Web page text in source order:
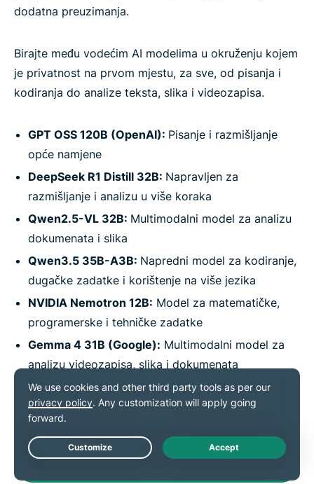
dodatna preuzimanja.
Birajte među vodećim AI modelima u okruženju kojem
je privatnost na prvom mjestu, za sve, od pisanja i
kodiranja do analize teksta, slika i videozapisa.
GPT OSS 120B (OpenAI): Pisanje i razmišljanje
opće namjene
DeepSeek R1 Distill 32B: Napravljen za
razmišljanje i analizu u više koraka
Qwen2.5-VL 32B: Multimodalni model za analizu
dokumenata i slika
Qwen3.5 35B-A3B: Napredni model za kodiranje,
dugačke zadatke i korištenje na više jezika
NVIDIA Nemotron 12B: Model za matematičke,
programerske i tehničke zadatke
Gemma 4 31B (Google): Multimodalni model za
analizu videozapisa, slika i dokumenata
ExpressAI je dostupan u pretplati ExpressVPN Pro
Nabavite ExpressAI Live Chat